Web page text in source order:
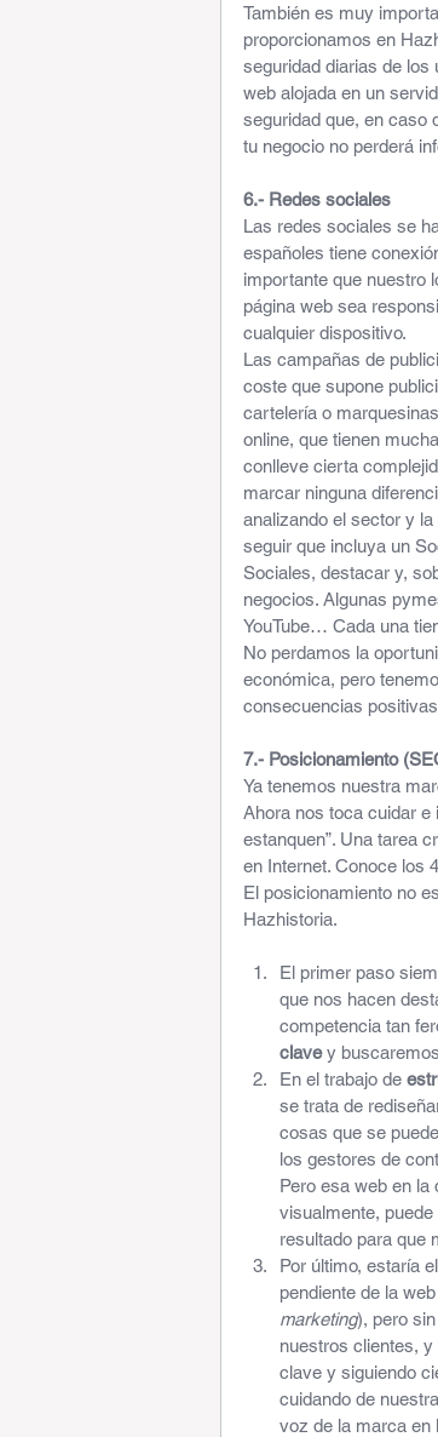
También es muy
proporcionamos en
seguridad diarias de los
web alojada en un
seguridad que, en caso
tu negocio no perderá
6.- Redes sociales
Las redes sociales se
españoles tiene
importante que nuestro
página web sea
cualquier dispositivo.
Las campañas de
coste que supone
cartelería o
online, que tienen
conlleve cierta
marcar ninguna
analizando el sector y
seguir que incluya un
Sociales, destacar y,
negocios. Algunas
YouTube… Cada una
No perdamos la
económica, pero
consecuencias
7.- Posicionamiento
Ya tenemos nuestra
Ahora nos toca cuidar e
estanquen”. Una tarea
en Internet. Conoce los
El posicionamiento no
Hazhistoria.
El primer paso
que nos hacen
competencia tan
clave y
En el trabajo de
se trata de
cosas que se
los gestores de
Pero esa web en la
visualmente,
resultado para que
Por último, estaría el
pendiente de la
marketing), pero
nuestros clientes,
clave y siguiendo
cuidando de
voz de la marca en